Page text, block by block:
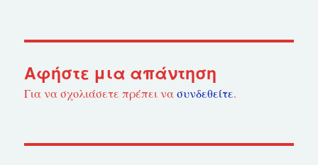
Αφήστε μια απάντηση
Για να σχολιάσετε πρέπει νασυνδεθείτε.